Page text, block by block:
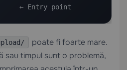
← Entry point
poate fi foarte mare.
sau timpul sunt o problemă,